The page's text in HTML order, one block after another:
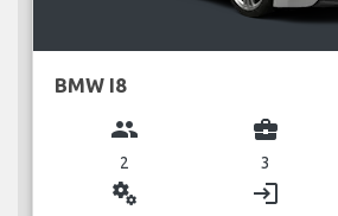
BMW I8
group
2
business_center
3
miscellaneous_services login